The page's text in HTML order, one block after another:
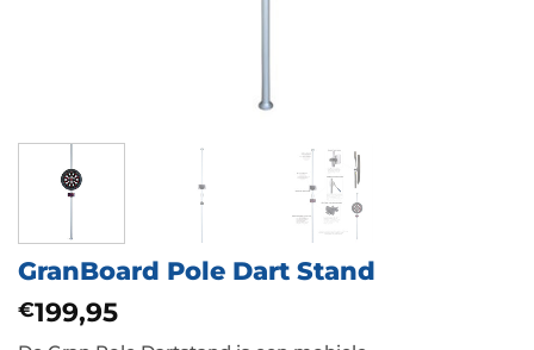
GranBoard Pole Dart Stand
€199,95